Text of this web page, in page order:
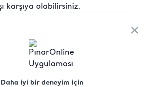
×
Daha iyi bir deneyim için
karşıya olabilirsiniz.
yiyecekleri değerlendirmeye
alışkanlıklarımız hep vardı ama
bu yönteme daha fazla
karşı tedbirli olmak hem de sağlıklı